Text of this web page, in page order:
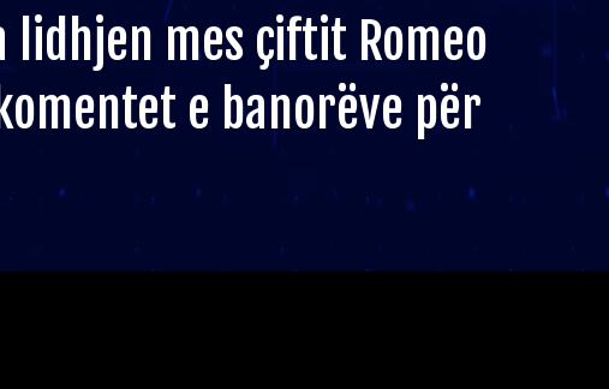
lidhjen mes çiftit Romeo
e banorëve për